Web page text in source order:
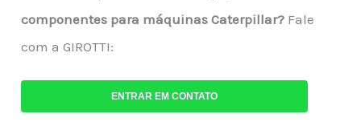
componentes para máquinas Caterpillar? Fale
com a GIROTTI:
ENTRAR EM CONTATO